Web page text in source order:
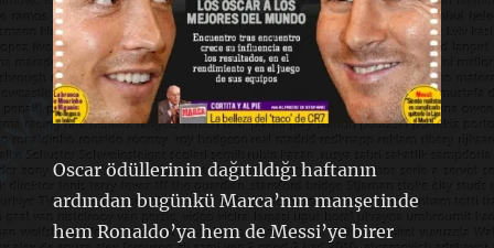
Oscar ödüllerinin dağıtıldığı haftanın
ardından bugünkü Marca’nın manşetinde
hem Ronaldo’ya hem de Messi’ye birer